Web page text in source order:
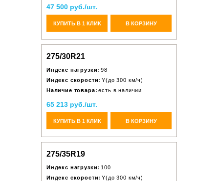
47 500 руб./шт.
КУПИТЬ В 1 КЛИК В КОРЗИНУ
275/30R21
Индекс нагрузки: 98
Индекс скорости: Y(до 300 км/ч)
Наличие товара: есть в наличии
65 213 руб./шт.
КУПИТЬ В 1 КЛИК В КОРЗИНУ
275/35R19
Индекс нагрузки: 100
Индекс скорости: Y(до 300 км/ч)